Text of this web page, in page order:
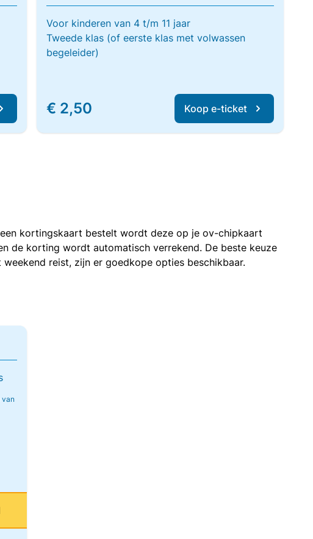
Voor kinderen van 4 t/m 11 jaar
Tweede klas (of eerste klas met volwassen
begeleider)
€ 2,50 Koop e-ticket
kortingskaart bestelt wordt deze op je ov-chipkaart
de korting wordt automatisch verrekend. De beste keuze
reist, zijn er goedkope opties beschikbaar.
van